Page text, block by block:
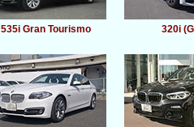
535i Gran Tourismo 320i